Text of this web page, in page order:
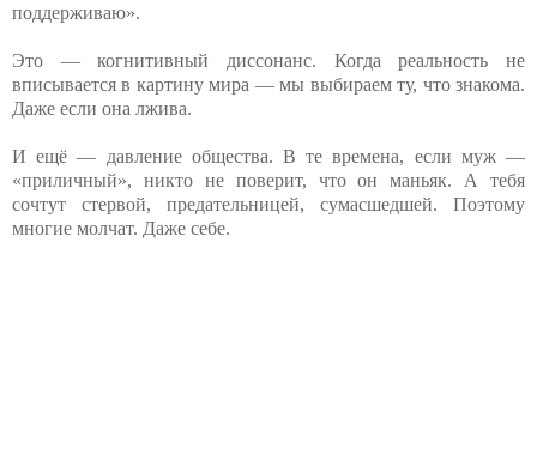
поддерживаю».
Это — когнитивный диссонанс. Когда реальность не
вписывается в картину мира — мы выбираем ту, что знакома.
Даже если она лжива.
И ещё — давление общества. В те времена, если муж —
«приличный», никто не поверит, что он маньяк. А тебя
сочтут стервой, предательницей, сумасшедшей. Поэтому
многие молчат. Даже себе.